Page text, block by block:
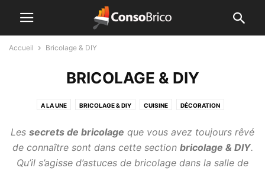
Accueil Bricolage & DIY
BRICOLAGE & DIY
A LA UNE BRICOLAGE & DIY CUISINE DÉCORATION
NETTOYAGE & ENTRETIEN SALLE DE BAIN SHOPPING
TRAVAUX MAISON & AMÉNAGEMENT
Les secrets de bricolage que vous avez toujours rêvé
de connaître sont dans cette section bricolage & DIY.
Qu’il s’agisse d’astuces de bricolage dans la salle de